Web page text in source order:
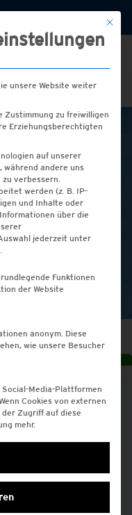
nach
Ihre
Mit
unsere Website weiter
Zustimmung zu freiwilligen
Erziehungsberechtigten
auf unserer
während andere uns
zu verbessern.
werden (z. B. IP-
und Inhalte oder
über die
jederzeit unter
Gruppen, für die
Funktionen
der Website
anonym. Diese
wie unsere Besucher
Media-Plattformen
Cookies von externen
Zugriff auf diese
mehr.